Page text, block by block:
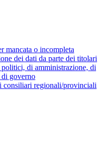
mancata o incompleta
dei dati da parte dei titolari
di amministrazione, di
governo
consiliari regionali/provinciali